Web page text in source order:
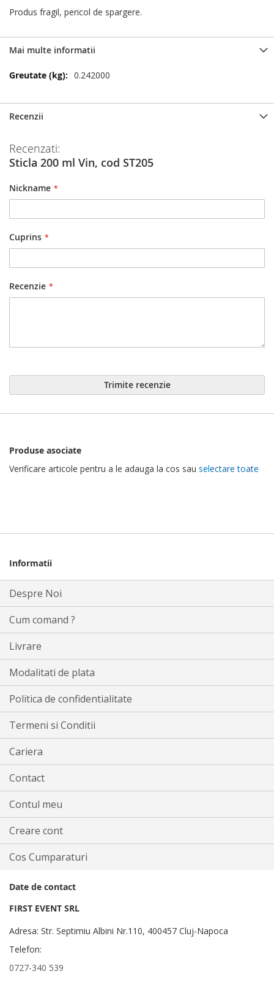
Produs fragil, pericol de spargere.
Mai multe informatii
Mai
0.242000
Recenzii
Recenzati:
Sticla 200 ml Vin, cod ST205
Nickname
Cuprins
Recenzie
Trimite recenzie
Produse asociate
Verificare articole pentru a le adauga la cos sau selectare toate
Informatii
Despre Noi
Cum comand ?
Livrare
Modalitati de plata
Politica de confidentialitate
Termeni si Conditii
Cariera
Contact
Contul meu
Creare cont
Cos Cumparaturi
Date de contact
FIRST EVENT SRL
Adresa: Str. Septimiu Albini Nr.110, 400457 Cluj-Napoca
Telefon:
0727-340 539